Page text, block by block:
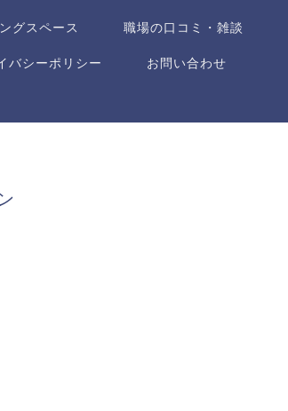
グスペース 職場の口コミ・雑談
バシーポリシー お問い合わせ